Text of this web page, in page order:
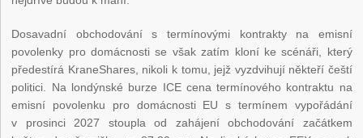
Dosavadní obchodování s termínovými kontrakty na emisní
povolenky pro domácnosti se však zatím kloní ke scénáři, který
předestírá KraneShares, nikoli k tomu, jejž vyzdvihují někteří čeští
politici. Na londýnské burze ICE cena termínového kontraktu na
emisní povolenku pro domácnosti EU s termínem vypořádání
v prosinci 2027 stoupla od zahájení obchodování začátkem